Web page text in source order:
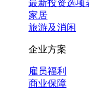
最新投资选项
家居
旅游及消闲
企业方案
雇员福利
商业保障